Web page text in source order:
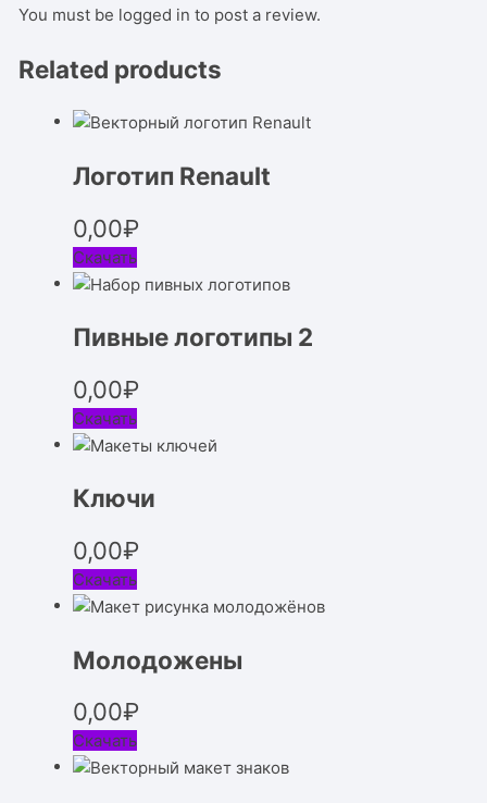
You must be logged in to post a review.
Related products
Логотип Renault
0,00₽
Скачать
Пивные логотипы 2
0,00₽
Скачать
Ключи
0,00₽
Скачать
Молодожены
0,00₽
Скачать